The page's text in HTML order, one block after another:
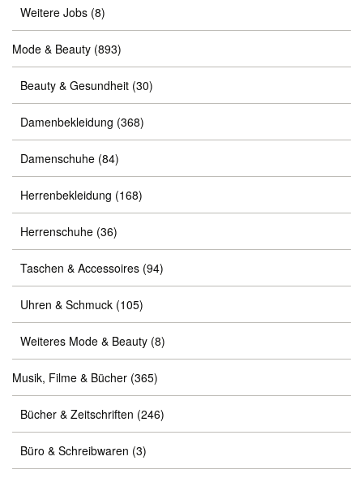
Weitere Jobs (8)
Mode & Beauty (893)
Beauty & Gesundheit (30)
Damenbekleidung (368)
Damenschuhe (84)
Herrenbekleidung (168)
Herrenschuhe (36)
Taschen & Accessoires (94)
Uhren & Schmuck (105)
Weiteres Mode & Beauty (8)
Musik, Filme & Bücher (365)
Bücher & Zeitschriften (246)
Büro & Schreibwaren (3)